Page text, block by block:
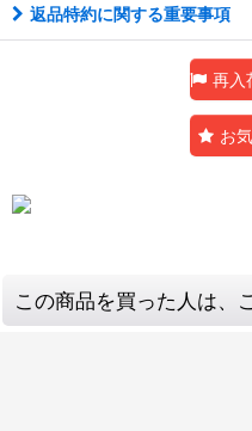
返品特約に関する重要事項
再入
お
この商品を買った人は、